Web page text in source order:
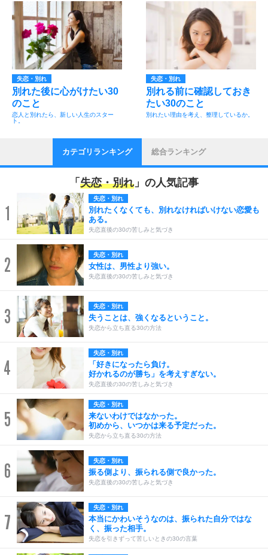
失恋・別れ
別れた後に心がけたい30
のこと
恋人と別れたら、新しい人生のスター
ト。
失恋・別れ
別れる前に確認しておき
たい30のこと
別れたい理由を考え、整理しているか。
カテゴリランキング 総合ランキング
「 失恋・別れ 」の人気記事
1
失恋・別れ
別れたくなくても、別れなければいけない恋愛も
ある。
失恋直後の30の苦しみと気づき
2 失恋・別れ
女性は、男性より強い。
失恋直後の30の苦しみと気づき
3 失恋・別れ
失うことは、強くなるということ。
失恋から立ち直る30の方法
4
失恋・別れ
「好きになったら負け。
好かれるのが勝ち」を考えすぎない。
失恋直後の30の苦しみと気づき
5
失恋・別れ
来ないわけではなかった。
初めから、いつかは来る予定だった。
失恋から立ち直る30の方法
6 失恋・別れ
振る側より、振られる側で良かった。
失恋直後の30の苦しみと気づき
7
失恋・別れ
本当にかわいそうなのは、振られた自分ではな
く、振った相手。
失恋を引きずって苦しいときの30の言葉